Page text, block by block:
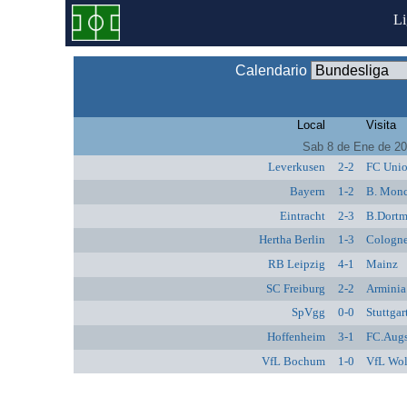
Calendario
Local Visita
Sab 8 de Ene de
Leverkusen
2-2 FC
Bayern
1-2 B.
Eintracht
2-3
Hertha Berlin
1-3
RB Leipzig
4-1 Mainz
SC Freiburg
2-2
SpVgg
0-0
Hoffenheim
3-1
VfL Bochum
1-0 VfL